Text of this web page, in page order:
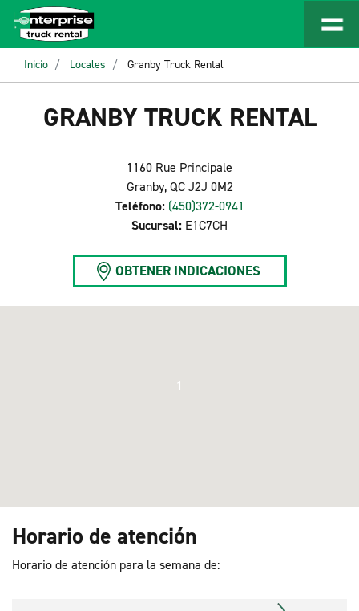
Inicio Locales Granby Truck Rental
GRANBY TRUCK RENTAL
1160 Rue Principale
Granby, QC J2J 0M2
Teléfono: (450)372-0941
Sucursal: E1C7CH
OBTENER INDICACIONES
1
Horario de atención
Horario de atención para la semana de: